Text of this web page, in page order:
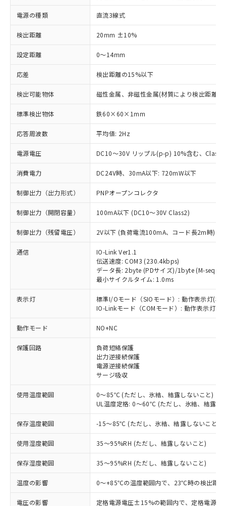
電源の種類 直流3線式
検出距離 20mm ±10%
設定距離 0～14mm
応差 検出距離の15%以下
検出可能物体 磁性金属、非磁性金属(材質により検出距離が
標準検出物体 鉄60×60×1mm
応答周波数 平均値: 2Hz
電源電圧 DC10～30V リップル(p-p) 10%含む、Class2
消費電力 DC24V時、30mA以下: 720mW以下
制御出力（出力形式） PNPオープンコレクタ
制御出力（開閉容量） 100mA以下 (DC10～30V Class2)
制御出力（残留電圧） 2V以下 (負荷電流100mA、コード長2m時)
通信
IO-Link Ver1.1
伝送速度: COM3 (230.4kbps)
データ長: 2byte (PDサイズ)/1byte (M-
最小サイクルタイム: 1.0ms
表示灯
標準I/Oモード（SIOモード）: 動作表示灯(橙
IO-Linkモード（COMモード）: 動作表示灯(
動作モード NO+NC
保護回路
負荷短絡保護
出力逆接続保護
電源逆接続保護
サージ吸収
使用温度範囲
0～85℃ (ただし、氷結、結露しないこと)
UL温度定格: 0～60℃ (ただし、氷結、結露し
保存温度範囲 -15～85℃ (ただし、氷結、結露しないこと)
使用湿度範囲 35～95%RH (ただし、結露しないこと)
保存湿度範囲 35～95%RH (ただし、結露しないこと)
温度の影響 0～+85℃の温度範囲内で、23℃時の検出距
電圧の影響 定格電源電圧±15%の範囲内で、定格電源
ご利用条件
以下の条件をお読みいただき、同意のうえ
ご利用ください。
本サービスは、当社制御機器事業取扱
商品の当社在庫状況および標準価格
(税抜)を提供させていただくもので
当社制御機器事業取扱商品の中には、
本サービスの対象外となる商品もある
ことをご了承ください。
非含有に対応した製品が提供可能な商品で
対応予定：EU RoHS指令（10物質）の非含
有に対応した製品に切り替える予定のある
対応予定なし：EU RoHS指令（10物質）の
非含有に非対応の商品で、対応品を出す予
定はありません。
調査・確認中：EU RoHS指令（10物質）の
非含有の対応状況を調査中または確認中の
非該当品：ライセンス料など無形物で、有
害物質有無と関係のない商品です。
仕入先様の事情により、非含有部品として
いたものが、含有品と判明した場合などや
※1 中国RoHS○×表
「○」：最大均質材料含有率が中国RoHSの
基準値以下であることを示します。
「×」：最大均質材料含有率が中国RoHSの
基準値を超えていることを示します。
「－」：未確認です。当社販売部門へお問
当社は、これら貴社製品のうち、外国